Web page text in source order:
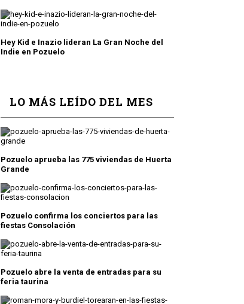
Hey Kid e Inazio lideran La Gran Noche del
Indie en Pozuelo
LO MÁS LEÍDO DEL MES
Pozuelo aprueba las 775 viviendas de Huerta
Grande
Pozuelo confirma los conciertos para las
fiestas Consolación
Pozuelo abre la venta de entradas para su
feria taurina